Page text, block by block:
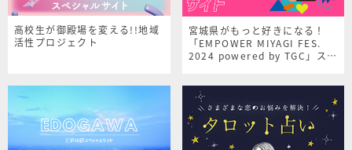
高校生が御殿場を変える!!地域
活性プロジェクト
宮城県がもっと好きになる！
「EMPOWER MIYAGI FES.
2024 powered by TGC」スペ